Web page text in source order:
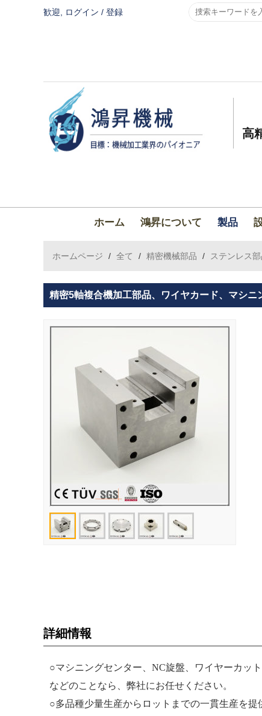
歓迎, ログイン / 登録
高
ホーム 鴻昇について 製品
ホームページ / 全て / 精密機械部品 / ステンレス部
精密5軸複合機加工部品、ワイヤカード、マシ
詳細情報
○マシニングセンター、NC旋盤、ワイヤーカッ
などのことなら、弊社にお任せください。
○多品種少量生産からロットまでの一貫生産を提